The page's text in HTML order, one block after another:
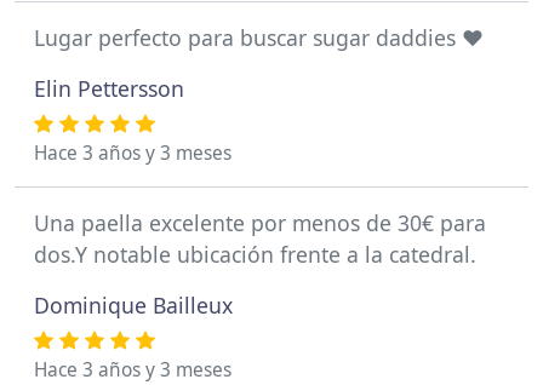
Lugar perfecto para buscar sugar daddies ❤️
Elin Pettersson
Hace 3 años y 3 meses
Una paella excelente por menos de 30€ para
dos.Y notable ubicación frente a la catedral.
Dominique Bailleux
Hace 3 años y 3 meses